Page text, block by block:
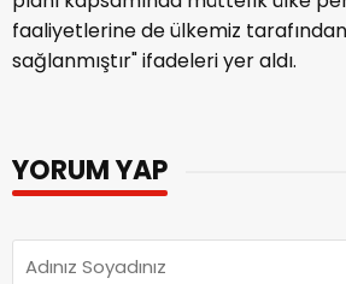
faaliyetlerine de ülkemiz
sağlanmıştır" ifadeleri yer aldı.
YORUM YAP